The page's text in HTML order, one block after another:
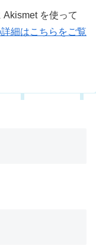
を使って
細はこちらをご覧